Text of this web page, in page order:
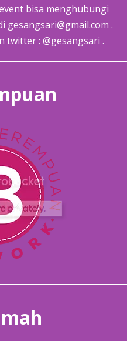
bisa menghubungi
gesangsari@gmail.com .
twitter : @gesangsari .